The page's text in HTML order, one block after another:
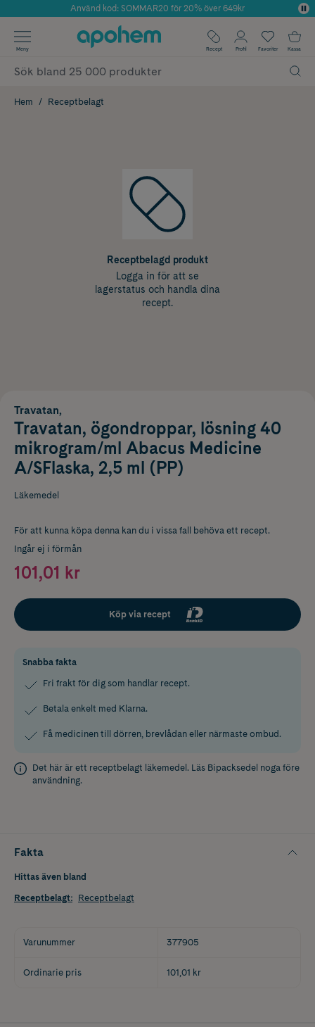
Årets Butik 2025 inom Skönhet
Använd kod: SOMMAR20 för 20% över 649kr
✓ Fri frakt
✓ Poäng på alla köp*
Meny Recept Profil Favoriter Kassa
Hem Receptbelagt
Receptbelagd produkt
Logga in för att se
lagerstatus och handla dina
recept.
Travatan,
Travatan, ögondroppar, lösning 40
mikrogram/ml Abacus Medicine
A/SFlaska, 2,5 ml (PP)
Läkemedel
För att kunna köpa denna kan du i vissa fall behöva ett recept.
Ingår ej i förmån
101,01 kr
Köp via recept
Snabba fakta
Fri frakt för dig som handlar recept.
Betala enkelt med Klarna.
Få medicinen till dörren, brevlådan eller närmaste ombud.
Det här är ett receptbelagt läkemedel. Läs Bipacksedel noga före
användning.
Fakta
Hittas även bland
Receptbelagt: Receptbelagt
Varunummer 377905
Ordinarie pris 101,01 kr